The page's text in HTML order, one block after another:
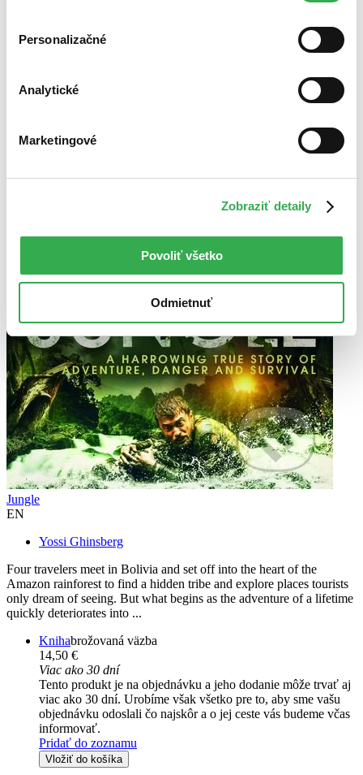
Personalizačné
Analytické
Marketingové
Zobraziť detaily
Povoliť všetko
Odmietnuť
Jungle
EN
Yossi Ghinsberg
Four travelers meet in Bolivia and set off into the heart of the
Amazon rainforest to find a hidden tribe and explore places tourists
only dream of seeing. But what begins as the adventure of a lifetime
quickly deteriorates into ...
Knihabrožovaná väzba
14,50 €
Viac ako 30 dní
Tento produkt je na objednávku a jeho dodanie môže trvať aj
viac ako 30 dní. Urobíme však všetko pre to, aby sme vašu
objednávku odoslali čo najskôr a o jej ceste vás budeme včas
informovať.
Pridať do zoznamu
Vložiť do košíka